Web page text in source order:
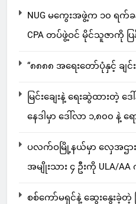
NUG မကွေးအဖွဲ့က ၁၀ ရက်ခ
CPA တပ်ဖွဲ့ဝင် မိုင်သူဇာကို
“၈၈၈၈ အရေးတော်ပုံနှင့် ချင်
မြင်းချေးနဲ့ ရေးဆွဲထားတဲ့
နေဒါမှာ ဒေါ်လာ ၁,၈၀၀ နဲ့
ပလက်ဝမြို့နယ်မှာ လှေအဌာ
အမျိုးသား ၄ ဦးကို ULA/
စစ်ကော်မရှင်နဲ့ ဆွေးနွေးခဲ့တဲ့